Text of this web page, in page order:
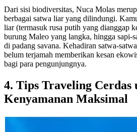
Dari sisi biodiversitas, Nuca Molas
berbagai satwa liar yang dilindungi.
liar (termasuk rusa putih yang dianggap
burung Maleo yang langka, hingga sapi-
di padang savana. Kehadiran satwa-
belum terjamah memberikan kesan
bagi para pengunjungnya.
4. Tips Traveling Cerdas
Kenyamanan Maksimal